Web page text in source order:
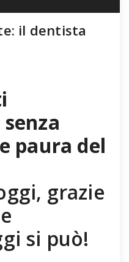
il dentista
paura del
grazie
si può!